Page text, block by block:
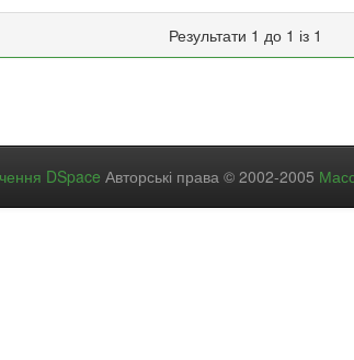
Результати 1 до 1 із 1
DSpace Авторські права © 2002-2005